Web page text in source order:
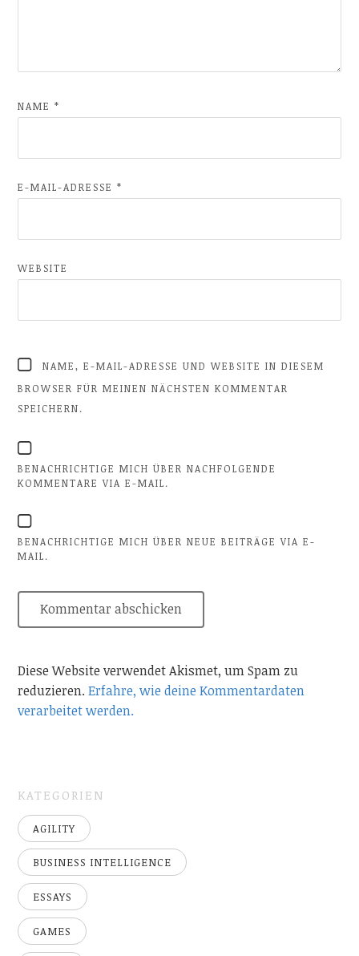
NAME*
E-MAIL-ADRESSE*
WEBSITE
NAME, E-MAIL-ADRESSE UND WEBSITE IN DIESEM
BROWSER FÜR MEINEN NÄCHSTEN KOMMENTAR
SPEICHERN.
BENACHRICHTIGE MICH ÜBER NACHFOLGENDE
KOMMENTARE VIA E-MAIL.
BENACHRICHTIGE MICH ÜBER NEUE BEITRÄGE VIA E-
MAIL.
Diese Website verwendet Akismet, um Spam zu
reduzieren.Erfahre, wie deine Kommentardaten
verarbeitet werden.
KATEGORIEN
AGILITY
BUSINESS INTELLIGENCE
ESSAYS
GAMES